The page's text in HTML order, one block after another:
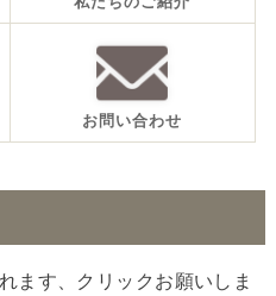
お問い合わせ
ます、クリックお願いしま